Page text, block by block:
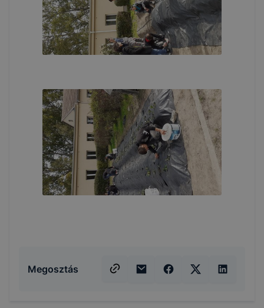
Megosztás